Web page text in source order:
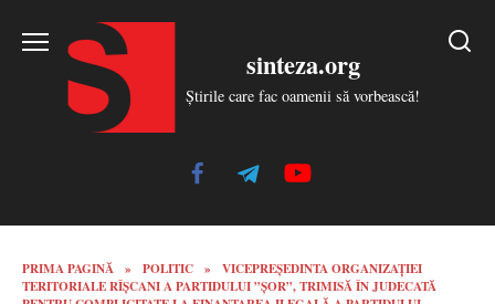
sinteza.org
Știrile care fac oamenii să vorbească!
PRIMA PAGINĂ » POLITIC »
VICEPREȘEDINTA ORGANIZAȚIEI
TERITORIALE RÎȘCANI A PARTIDULUI ”ȘOR”, TRIMISĂ ÎN JUDECATĂ